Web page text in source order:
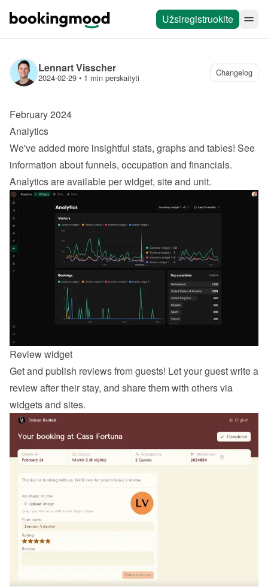
Užsiregistruokite
Lennart Visscher
2024-02-29 • 1 min perskaityti Changelog
February 2024
Analytics
We've added more insightful stats, graphs and tables! See
information about funnels, occupation and financials.
Analytics are available per widget, site and unit.
Review widget
Get and publish reviews from guests! Let your guest write a
review after their stay, and share them with others via
widgets and sites.